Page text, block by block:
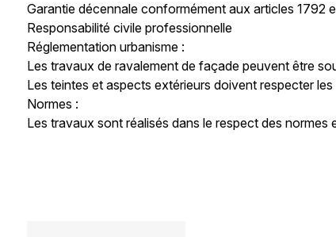
Garantie décennale conformément aux articles 1792
Responsabilité civile professionnelle
Réglementation urbanisme :
Les travaux de ravalement de façade peuvent être
Les teintes et aspects extérieurs doivent respecter les
Normes :
Les travaux sont réalisés dans le respect des normes